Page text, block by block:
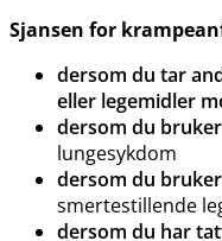
Sjansen for
dersom du tar
eller legemidler
dersom du
lungesykdom
dersom du
smertestillende
dersom du har